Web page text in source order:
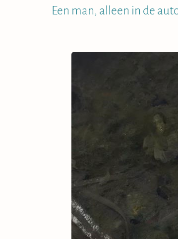
Een man, alleen in de